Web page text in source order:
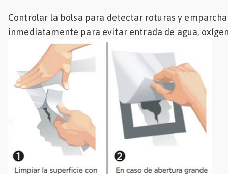
Controlar la bolsa para detectar roturas y
inmediatamente para evitar entrada de agua,